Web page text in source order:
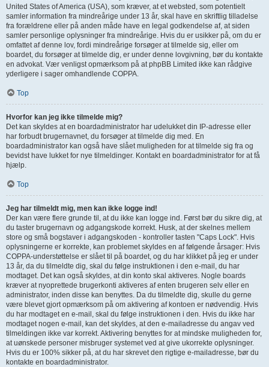
United States of America (USA), som kræver, at et websted, som potentielt
samler information fra mindreårige under 13 år, skal have en skriftlig tilladelse
fra forældrene eller på anden måde have en legal godkendelse af, at siden
samler personlige oplysninger fra mindreårige. Hvis du er usikker på, om du er
omfattet af denne lov, fordi mindreårige forsøger at tilmelde sig, eller om
boardet, du forsøger at tilmelde dig, er under denne lovgivning, bør du kontakte
en advokat. Vær venligst opmærksom på at phpBB Limited ikke kan rådgive
yderligere i sager omhandlende COPPA.
Top
Hvorfor kan jeg ikke tilmelde mig?
Det kan skyldes at en boardadministrator har udelukket din IP-adresse eller
har forbudt brugernavnet, du forsøger at tilmelde dig med. En
boardadministrator kan også have slået muligheden for at tilmelde sig fra og
bevidst have lukket for nye tilmeldinger. Kontakt en boardadministrator for at få
hjælp.
Top
Jeg har tilmeldt mig, men kan ikke logge ind!
Der kan være flere grunde til, at du ikke kan logge ind. Først bør du sikre dig, at
du taster brugernavn og adgangskode korrekt. Husk, at der skelnes mellem
store og små bogstaver i adgangskoden - kontroller tasten "Caps Lock". Hvis
oplysningerne er korrekte, kan problemet skyldes en af følgende årsager: Hvis
COPPA-understøttelse er slået til på boardet, og du har klikket på jeg er under
13 år, da du tilmeldte dig, skal du følge instruktionen i den e-mail, du har
modtaget. Det kan også skyldes, at din konto skal aktiveres. Nogle boards
kræver at nyoprettede brugerkonti aktiveres af enten brugeren selv eller en
administrator, inden disse kan benyttes. Da du tilmeldte dig, skulle du gerne
være blevet gjort opmærksom på om aktivering af kontoen er nødvendig. Hvis
du har modtaget en e-mail, skal du følge instruktionen i den. Hvis du ikke har
modtaget nogen e-mail, kan det skyldes, at den e-mailadresse du angav ved
tilmeldingen ikke var korrekt. Aktivering benyttes for at mindske muligheden for,
at uønskede personer misbruger systemet ved at give ukorrekte oplysninger.
Hvis du er 100% sikker på, at du har skrevet den rigtige e-mailadresse, bør du
kontakte en boardadministrator.